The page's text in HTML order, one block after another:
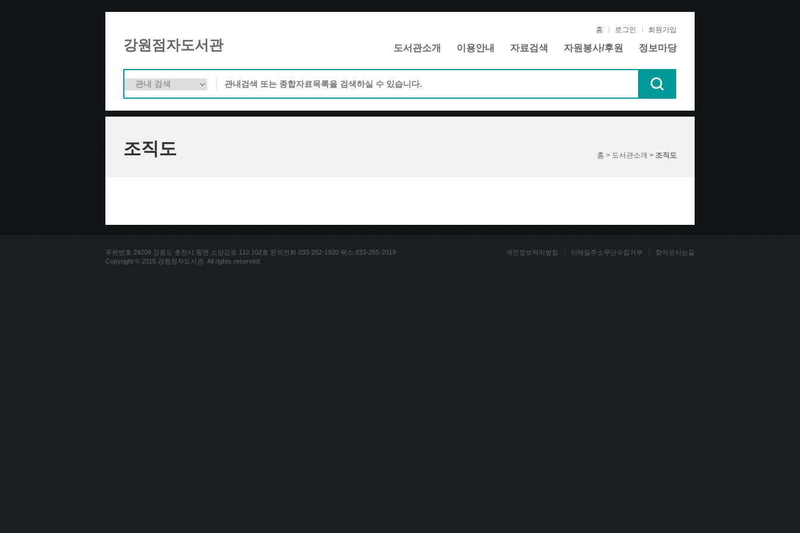
강원점자도서관
홈 로그인 회원가입
도서관소개 이용안내 자료검색 자원봉사/후원 정보마당
조직도 홈 > 도서관소개 > 조직도
우편번호 24209 강원도 춘천시 동면 소양강로 110 102호 문의전화 033-262-1920 팩스 033-255-2019
Copyright © 2015 강원점자도서관. All rights reserved.
개인정보처리방침 이메일주소무단수집거부 찾아오시는길